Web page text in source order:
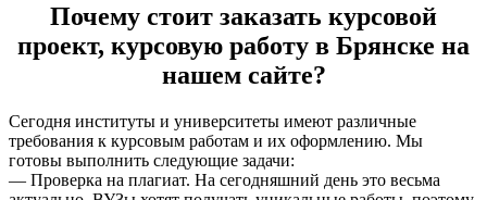
Почему стоит заказать курсовой
проект, курсовую работу в Брянске на
нашем сайте?
Сегодня институты и университеты имеют различные
требования к курсовым работам и их оформлению. Мы
готовы выполнить следующие задачи:
— Проверка на плагиат. На сегодняшний день это весьма